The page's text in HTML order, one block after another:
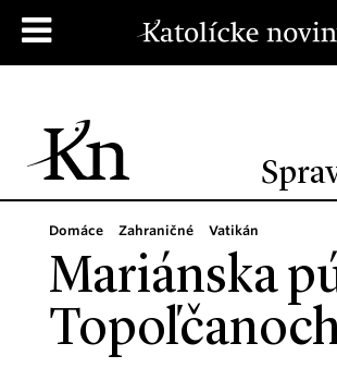
Domáce Zahraničné Vatikán
Mariánska